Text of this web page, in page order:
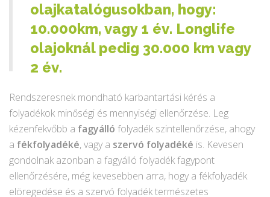
olajkatalógusokban, hogy:
10.000km, vagy 1 év. Longlife
olajoknál pedig 30.000 km vagy
2 év.
Rendszeresnek mondható karbantartási kérés a
folyadékok minőségi és mennyiségi ellenőrzése. Leg
kézenfekvőbb a fagyálló folyadék szintellenőrzése, ahogy
a fékfolyadéké, vagy a szervó folyadéké is. Kevesen
gondolnak azonban a fagyálló folyadék fagypont
ellenőrzésére, még kevesebben arra, hogy a fékfolyadék
elöregedése és a szervó folyadék természetes